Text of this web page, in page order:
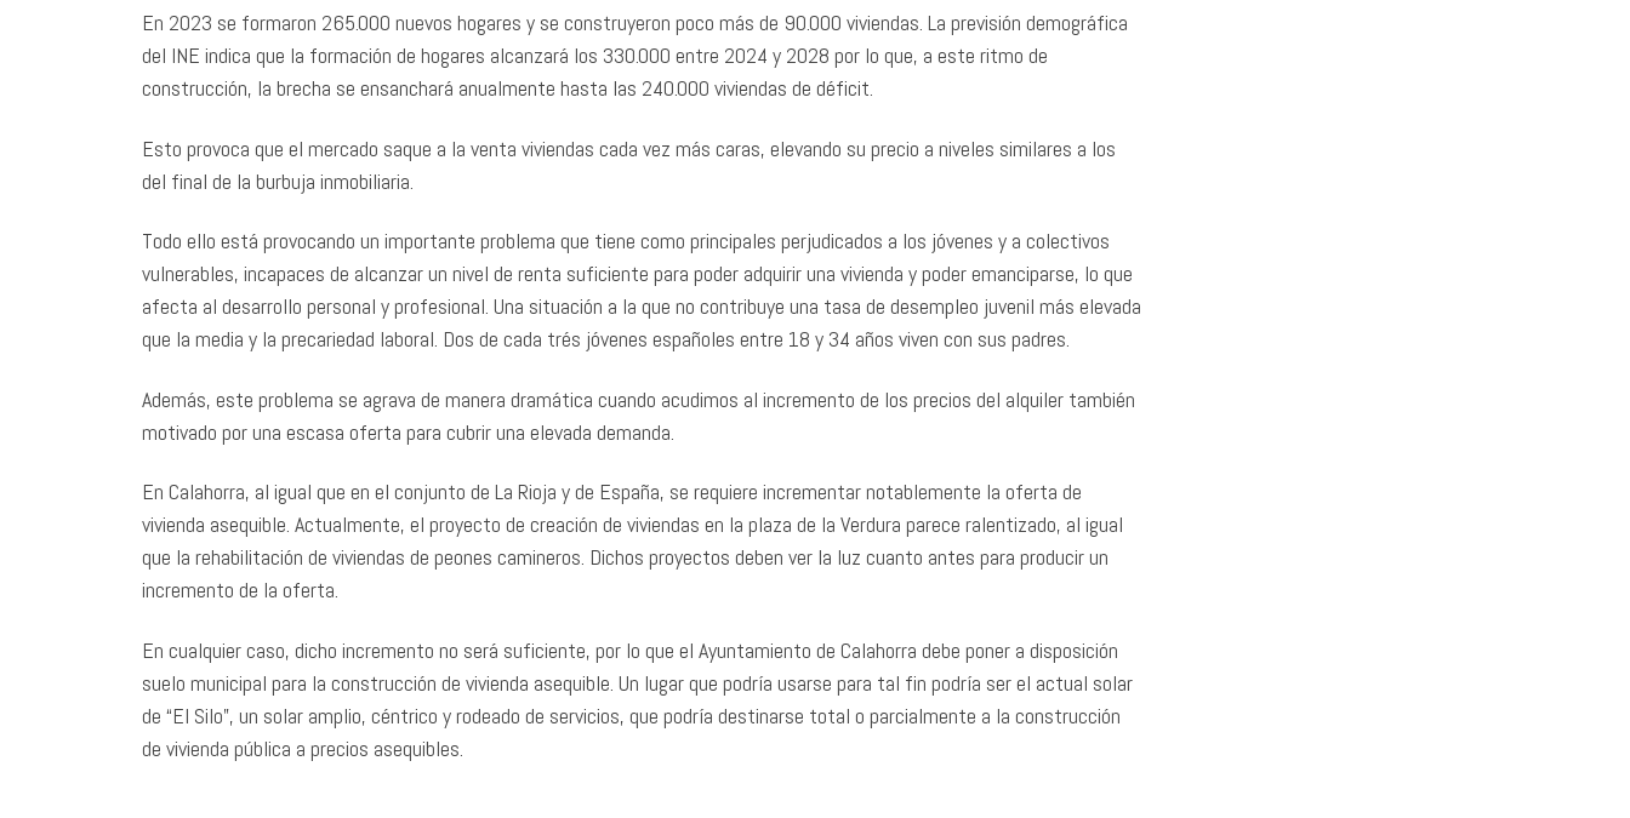
En 2023 se formaron 265.000 nuevos hogares y se construyeron poco más de 90.000 viviendas. La previsión demográfica
del INE indica que la formación de hogares alcanzará los 330.000 entre 2024 y 2028 por lo que, a este ritmo de
construcción, la brecha se ensanchará anualmente hasta las 240.000 viviendas de déficit.
Esto provoca que el mercado saque a la venta viviendas cada vez más caras, elevando su precio a niveles similares a los
del final de la burbuja inmobiliaria.
Todo ello está provocando un importante problema que tiene como principales perjudicados a los jóvenes y a colectivos
vulnerables, incapaces de alcanzar un nivel de renta suficiente para poder adquirir una vivienda y poder emanciparse, lo que
afecta al desarrollo personal y profesional. Una situación a la que no contribuye una tasa de desempleo juvenil más elevada
que la media y la precariedad laboral. Dos de cada trés jóvenes españoles entre 18 y 34 años viven con sus padres.
Además, este problema se agrava de manera dramática cuando acudimos al incremento de los precios del alquiler también
motivado por una escasa oferta para cubrir una elevada demanda.
En Calahorra, al igual que en el conjunto de La Rioja y de España, se requiere incrementar notablemente la oferta de
vivienda asequible. Actualmente, el proyecto de creación de viviendas en la plaza de la Verdura parece ralentizado, al igual
que la rehabilitación de viviendas de peones camineros. Dichos proyectos deben ver la luz cuanto antes para producir un
incremento de la oferta.
En cualquier caso, dicho incremento no será suficiente, por lo que el Ayuntamiento de Calahorra debe poner a disposición
suelo municipal para la construcción de vivienda asequible. Un lugar que podría usarse para tal fin podría ser el actual solar
de “El Silo”, un solar amplio, céntrico y rodeado de servicios, que podría destinarse total o parcialmente a la construcción
de vivienda pública a precios asequibles.